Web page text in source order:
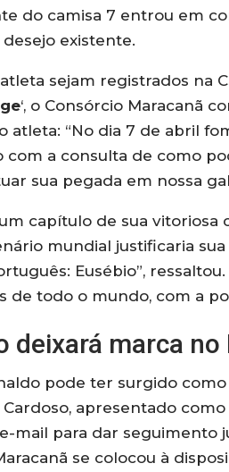
do camisa 7 entrou em
existente.
sejam registrados na
ge‘, o Consórcio Maracanã
atleta: “No dia 7 de abril
com a consulta de como
sua pegada em nossa
capítulo de sua vitoriosa
mundial justificaria
Eusébio”,
de todo o mundo, com a
deixará marca no
pode ter surgido como
Cardoso, apresentado
mail para dar seguimento
se colocou à